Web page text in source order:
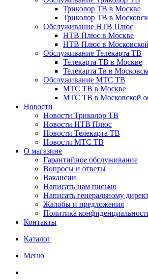
Триколор ТВ в Москве
Триколор ТВ в
Обслуживание НТВ Плюс
НТВ Плюс в Москве
НТВ Плюс в Московской
Обслуживание Телекарта ТВ
Телекарта ТВ в Москве
Телекарта Тв в
Обслуживание МТС ТВ
МТС ТВ в Москве
МТС ТВ в Московской
Новости
Новости Триколор ТВ
Новости НТВ Плюс
Новости Телекарта ТВ
Новости МТС ТВ
О магазине
Гарантийное обслуживание
Вопросы и ответы
Вакансии
Написать нам письмо
Написать генеральному
Жалобы и предложения
Политика
Контакты
Каталог
Меню